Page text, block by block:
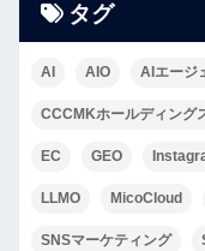
タグ
AI AIO AIエージ
CCCMKホールディング
EC GEO
LLMO MicoCloud
SNSマーケティング